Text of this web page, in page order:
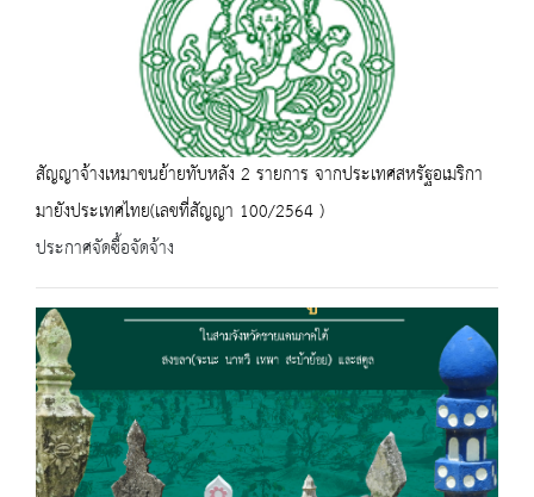
สัญญาจ้างเหมาขนย้ายทับหลัง 2 รายการ จากประเทศสหรัฐอเมริกา
มายังประเทศไทย(เลขที่สัญญา 100/2564 )
ประกาศจัดซื้อจัดจ้าง